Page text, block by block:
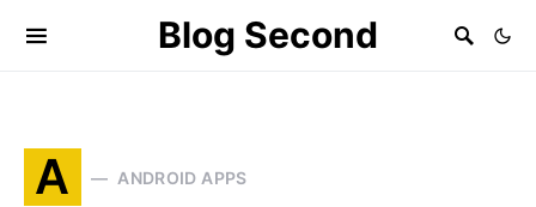
Blog Second
A ANDROID APPS